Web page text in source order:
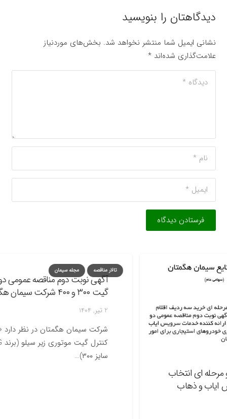
دیدگاهتان را بنویسید
نشانی ایمیل شما منتشر نخواهد شد. بخش‌های موردنیاز
علامت‌گذاری شده‌اند*
فرستادن دیدگاه
ای انتخاب
و ذهاب
تالار مناقصه مجله سیمان
آگهی نوبت دوم مناقصه عمومی دو
گیت ۳۰۰ و ۴۰۰ شرکت سیمان هگمتان
شرکت